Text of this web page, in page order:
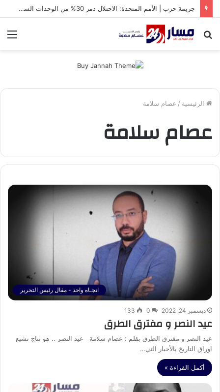
جريمة حرب | الأمم المتحدة: الاحتلال دمر 30% من الوحدات السكنية في غزة
بحث
الرئيسية / عصام سلامة
عصام سلامة
اتجـاه واحد - مقال رئيس التحرير
ديسمبر 24, 2022 0
133
عيد النصر و مفترق الطرق
عيد النصر و مفترق الطرق بقلم : عصام سلامة عيد النصر .. هو نتاج تشبع
اوراق التاريخ بالأحبار التي…
أكمل القراءة »